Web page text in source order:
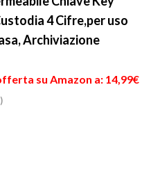
4 Cifre,per uso
Archiviazione
su Amazon a: 14,99€